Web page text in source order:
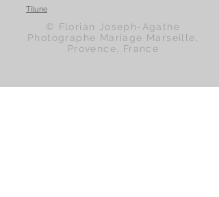
Tilune
© Florian Joseph-Agathe
Photographe Mariage Marseille,
Provence, France